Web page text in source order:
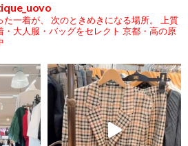
一着が、 次のときめきになる場所。
上質
・大人服・バッグをセレクト 京都・高の原